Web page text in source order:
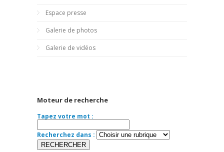
Espace presse
Galerie de photos
Galerie de vidéos
Moteur de recherche
Tapez votre mot :
Recherchez dans :